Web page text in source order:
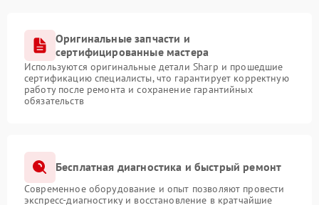
Оригинальные запчасти и
сертифицированные мастера
Используются оригинальные детали Sharp и прошедшие
сертификацию специалисты, что гарантирует корректную
работу после ремонта и сохранение гарантийных
обязательств
Бесплатная диагностика и быстрый ремонт
Современное оборудование и опыт позволяют провести
экспресс-диагностику и восстановление в кратчайшие